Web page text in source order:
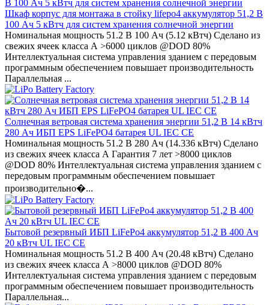
Шкаф корпус для монтажа в стойку lifepo4 аккумулятор 51,2 В
100 Ач 5 кВтч для систем хранения солнечной энергии
Номинальная мощность 51.2 В 100 Ач (5.12 кВтч) Сделано из
свежих ячеек класса А >6000 циклов @DOD 80%
Интеллектуальная система управления зданием с передовым
программным обеспечением повышает производительность
Параллельная ...
Солнечная ветровая система хранения энергии 51,2 В 14 кВтч
280 Ач ИБП EPS LiFePO4 батарея UL IEC CE
Номинальная мощность 51.2 В 280 Ач (14.336 кВтч) Сделано
из свежих ячеек класса А Гарантия 7 лет >8000 циклов
@DOD 80% Интеллектуальная система управления зданием с
передовым программным обеспечением повышает
производительно�...
Бытовой резервный ИБП LiFePo4 аккумулятор 51,2 В 400 Ач
20 кВтч UL IEC CE
Номинальная мощность 51.2 В 400 Ач (20.48 кВтч) Сделано
из свежих ячеек класса А >8000 циклов @DOD 80%
Интеллектуальная система управления зданием с передовым
программным обеспечением повышает производительность
Параллельная...